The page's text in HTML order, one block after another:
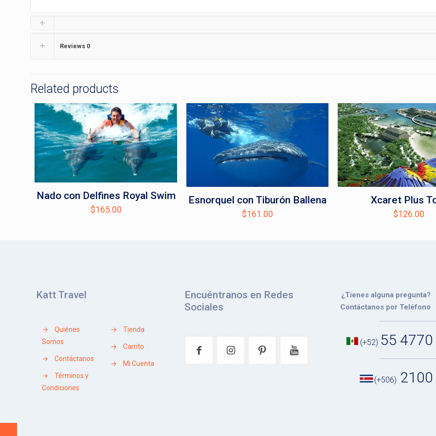
Reviews 0
Related products
Nado con Delfines Royal Swim
$165.00
Esnorquel con Tiburón Ballena
$161.00
Xcaret Plus
$126.00
Katt Travel
→
Quiénes
Somos
→ Contáctanos
→
Términos y
Condiciones
→ Tienda
→ Carrito
→ Mi Cuenta
Encuéntranos en Redes
Sociales
¿Tienes alguna pregunta?
Contáctanos por Teléfono
(+52) 55
(+506)